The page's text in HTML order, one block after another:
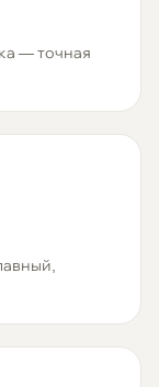
— точная